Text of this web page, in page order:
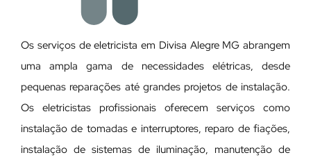
Os serviços de eletricista em Divisa Alegre MG abrangem
uma ampla gama de necessidades elétricas, desde
pequenas reparações até grandes projetos de instalação.
Os eletricistas profissionais oferecem serviços como
instalação de tomadas e interruptores, reparo de fiações,
instalação de sistemas de iluminação, manutenção de